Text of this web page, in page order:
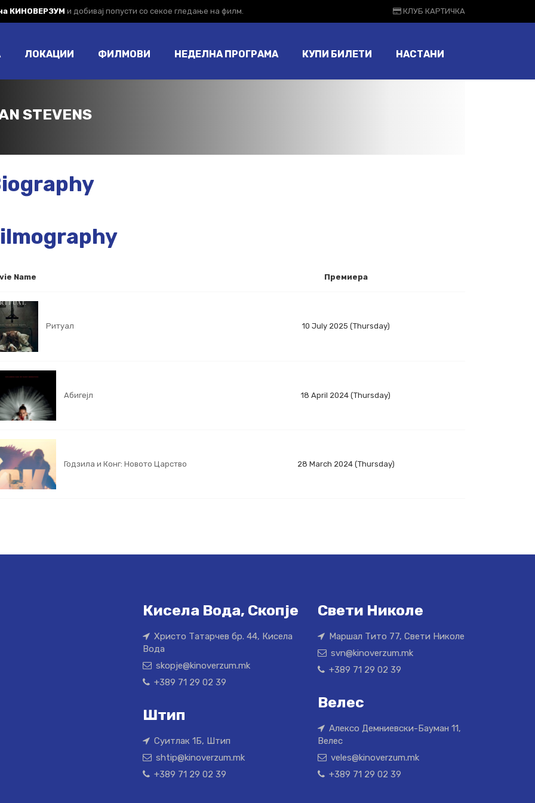
КИНОВЕРЗУМ и добивај попусти со секое гледање на филм. КЛУБ КАРТИЧКА
ЛОКАЦИИ ФИЛМОВИ НЕДЕЛНА ПРОГРАМА КУПИ БИЛЕТИ НАСТАНИ
STEVENS
Name Премиера
Ритуал 10 July 2025 (Thursday)
Абигејл 18 April 2024 (Thursday)
Годзила и Конг: Новото Царство 28 March 2024 (Thursday)
Кисела Вода, Скопје
Христо Татарчев бр. 44, Кисела
Вода
skopje@kinoverzum.mk
+389 71 29 02 39
Штип
Суитлак 1Б, Штип
shtip@kinoverzum.mk
+389 71 29 02 39
Свети Николе
Маршал Тито 77, Свети Николе
svn@kinoverzum.mk
+389 71 29 02 39
Велес
Алексо Демниевски-Бауман 11,
Велес
veles@kinoverzum.mk
+389 71 29 02 39